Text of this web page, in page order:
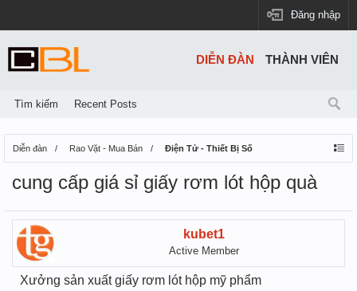
Đăng nhập
Diễn đàn Rao Vặt - Mua Bán Điện Tử - Thiết Bị Số
cung cấp giá sỉ giấy rơm lót hộp quà
kubet1
Active Member
Xưởng sản xuất giấy rơm lót hộp mỹ phẩm
DIỄN ĐÀN
Tìm kiếm Recent Posts
THÀNH VIÊN